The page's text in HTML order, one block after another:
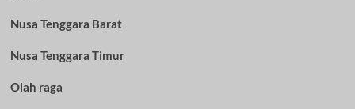
Nusa Tenggara Barat
Nusa Tenggara Timur
Olah raga